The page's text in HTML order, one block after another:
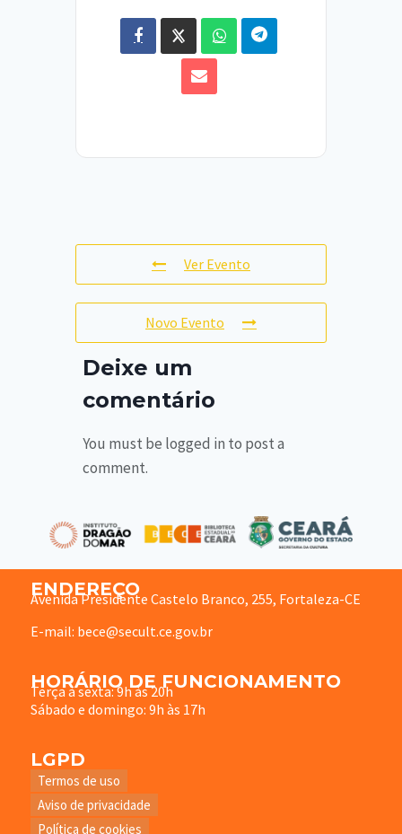
Ver Evento
Novo Evento
Deixe um
comentário
You must be logged in to post a
comment.
ENDEREÇO
Avenida Presidente Castelo Branco, 255, Fortaleza-CE
E-mail: bece@secult.ce.gov.br
HORÁRIO DE FUNCIONAMENTO
Terça à sexta: 9h às 20h
Sábado e domingo: 9h às 17h
LGPD
Termos de uso
Aviso de privacidade
Política de cookies